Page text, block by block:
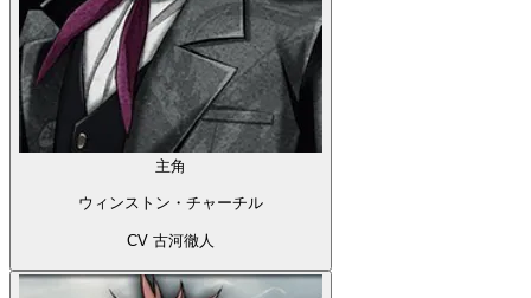
主角
ウィンストン・チャーチル
CV 古河徹人